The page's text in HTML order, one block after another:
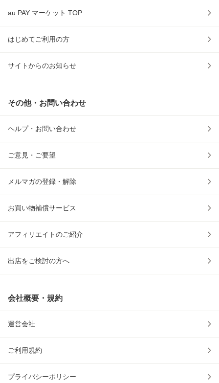
au PAY マーケット TOP
はじめてご利用の方
サイトからのお知らせ
その他・お問い合わせ
ヘルプ・お問い合わせ
ご意見・ご要望
メルマガの登録・解除
お買い物補償サービス
アフィリエイトのご紹介
出店をご検討の方へ
会社概要・規約
運営会社
ご利用規約
プライバシーポリシー